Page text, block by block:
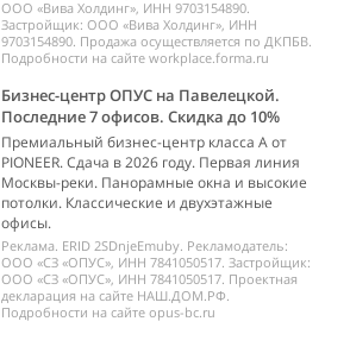
ООО «Вива Холдинг», ИНН 9703154890.
Застройщик: ООО «Вива Холдинг», ИНН
9703154890. Продажа осуществляется по ДКПБВ.
Подробности на сайте workplace.forma.ru
Бизнес-центр ОПУС на Павелецкой.
Последние 7 офисов. Скидка до 10%
Премиальный бизнес-центр класса А от
PIONEER. Сдача в 2026 году. Первая линия
Москвы-реки. Панорамные окна и высокие
потолки. Классические и двухэтажные
офисы.
Реклама. ERID 2SDnjeEmuby. Рекламодатель:
ООО «СЗ «ОПУС», ИНН 7841050517. Застройщик:
ООО «СЗ «ОПУС», ИНН 7841050517. Проектная
декларация на сайте НАШ.ДОМ.РФ.
Подробности на сайте opus-bc.ru